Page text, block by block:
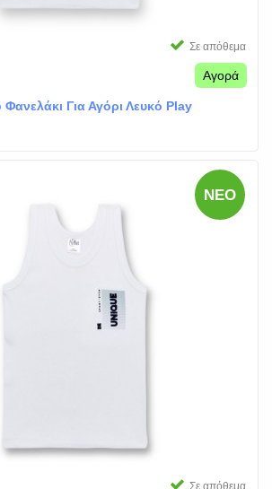
Σε απόθεμα
Αγορά
Φανελάκι Για Αγόρι Λευκό Play
ΝΈΟ
Σε απόθεμα